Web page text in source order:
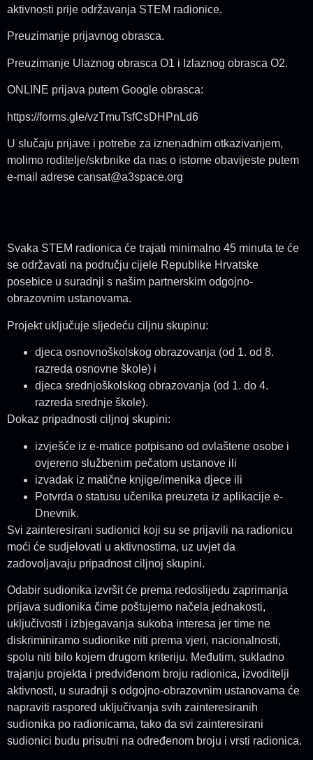
aktivnosti prije održavanja STEM radionice.
Preuzimanje prijavnog obrasca.
Preuzimanje Ulaznog obrasca O1 i Izlaznog obrasca O2.
ONLINE prijava putem Google obrasca:
https://forms.gle/vzTmuTsfCsDHPnLd6
U slučaju prijave i potrebe za iznenadnim otkazivanjem,
molimo roditelje/skrbnike da nas o istome obavijeste putem
e-mail adrese cansat@a3space.org
Svaka STEM radionica će trajati minimalno 45 minuta te će
se održavati na području cijele Republike Hrvatske
posebice u suradnji s našim partnerskim odgojno-
obrazovnim ustanovama.
Projekt uključuje sljedeću ciljnu skupinu:
djeca osnovnoškolskog obrazovanja (od 1. od 8.
razreda osnovne škole) i
djeca srednjoškolskog obrazovanja (od 1. do 4.
razreda srednje škole).
Dokaz pripadnosti ciljnoj skupini:
izvješće iz e-matice potpisano od ovlaštene osobe i
ovjereno službenim pečatom ustanove ili
izvadak iz matične knjige/imenika djece ili
Potvrda o statusu učenika preuzeta iz aplikacije e-
Dnevnik.
Svi zainteresirani sudionici koji su se prijavili na radionicu
moći će sudjelovati u aktivnostima, uz uvjet da
zadovoljavaju pripadnost ciljnoj skupini.
Odabir sudionika izvršit će prema redoslijedu zaprimanja
prijava sudionika čime poštujemo načela jednakosti,
uključivosti i izbjegavanja sukoba interesa jer time ne
diskriminiramo sudionike niti prema vjeri, nacionalnosti,
spolu niti bilo kojem drugom kriteriju. Međutim, sukladno
trajanju projekta i predviđenom broju radionica, izvoditelji
aktivnosti, u suradnji s odgojno-obrazovnim ustanovama će
napraviti raspored uključivanja svih zainteresiranih
sudionika po radionicama, tako da svi zainteresirani
sudionici budu prisutni na određenom broju i vrsti radionica.